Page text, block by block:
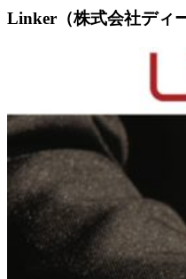
Linker（株式会社ディ